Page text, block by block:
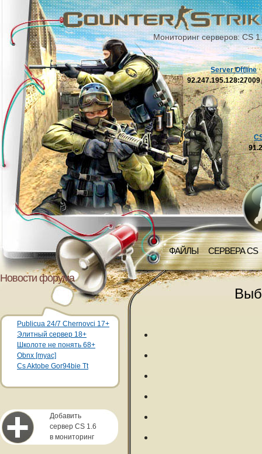
Мониторинг серверов: CS
ФАЙЛЫ СЕРВЕРА CS
Server Offline
92.247.195.128:27009
Новости форума
Publicua 24/7 Chernovci 17+
Элитный сервер 18+
Школоте не понять 68+
Obnx [myac]
Cs Aktobe Gor94bie Tt
Добавить
сервер CS 1.6
в мониторинг